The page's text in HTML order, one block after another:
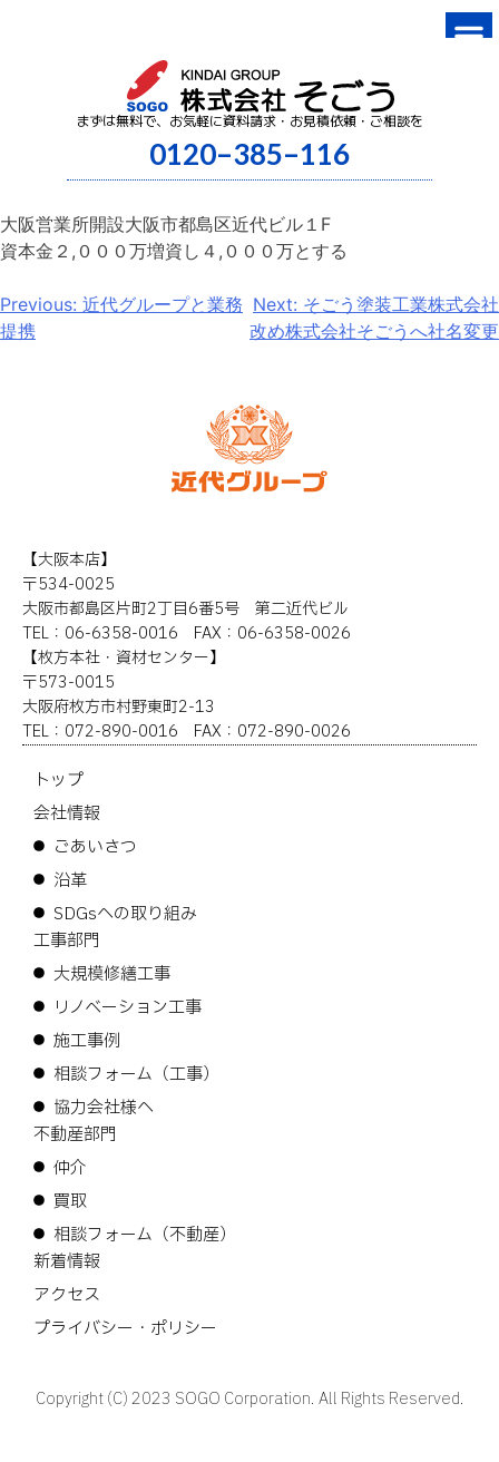
まずは無料で、お気軽に資料請求・お見積依頼・ご相談を
0120–385–116
大阪営業所開設大阪市都島区近代ビル１F
資本金２,０００万増資し４,０００万とする
Previous: 近代グループと業務
提携
Next: そごう塗装工業株式会社
改め株式会社そごうへ社名変更
【大阪本店】
〒534-0025
大阪市都島区片町2丁目6番5号 第二近代ビル
TEL：06-6358-0016 FAX：06-6358-0026
【枚方本社・資材センター】
〒573-0015
大阪府枚方市村野東町2-13
TEL：072-890-0016 FAX：072-890-0026
トップ
会社情報
ごあいさつ
沿革
SDGsへの取り組み
工事部門
大規模修繕工事
リノベーション工事
施工事例
相談フォーム（工事）
協力会社様へ
不動産部門
仲介
買取
相談フォーム（不動産）
新着情報
アクセス
プライバシー・ポリシー
Copyright (C) 2023 SOGO Corporation. All Rights Reserved.